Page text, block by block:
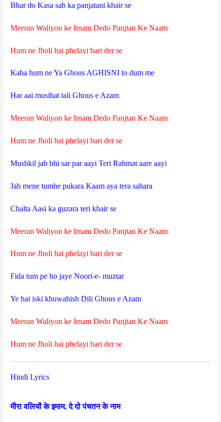
Bhar do Kasa sab ka panjatani khair se
Meeran Waliyon ke Imam Dedo Panjtan Ke Naam
Hum ne Jholi hai phelayi bari der se
Kaha hum ne Ya Ghous AGHISNI to dum me
Har aai musibat tali Ghous e Azam
Meeran Waliyon ke Imam Dedo Panjtan Ke Naam
Hum ne Jholi hai phelayi bari der se
Mushkil jab bhi sar par aayi Teri Rahmat aare aayi
Jab mene tumhe pukara Kaam aya tera sahara
Chalta Aasi ka guzara teri khair se
Meeran Waliyon ke Imam Dedo Panjtan Ke Naam
Hum ne Jholi hai phelayi bari der se
Fida tum pe ho jaye Noori-e- muztar
Ye hai iski khuwahish Dili Ghous e Azam
Meeran Waliyon ke Imam Dedo Panjtan Ke Naam
Hum ne Jholi hai phelayi bari der se
Hindi Lyrics
मीरा वलियों के इमाम, दे दो पंचतन के नाम